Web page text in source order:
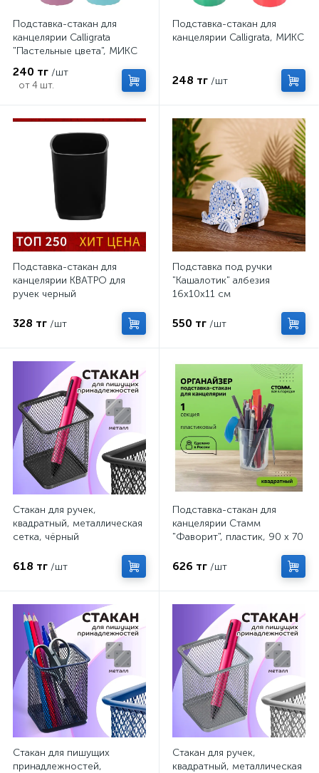
Подставка-стакан для
канцелярии Calligrata
"Пастельные цвета", МИКС
240 тг /шт
от 4 шт.
Подставка-стакан для
канцелярии Calligrata, МИКС
248 тг /шт
Подставка-стакан для
канцелярии КВАТРО для
ручек черный
328 тг /шт
Подставка под ручки
"Кашалотик" албезия
16х10х11 см
550 тг /шт
Стакан для ручек,
квадратный, металлическая
сетка, чёрный
618 тг /шт
Подставка-стакан для
канцелярии Стамм
"Фаворит", пластик, 90 х 70
прозрачная
626 тг /шт
Стакан для пишущих
принадлежностей,
Стакан для ручек,
квадратный, металлическая